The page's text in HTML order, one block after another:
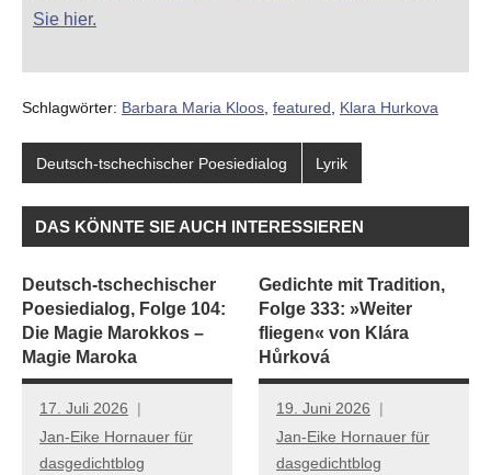
Sie hier.
Schlagwörter: Barbara Maria Kloos, featured, Klara Hurkova
Deutsch-tschechischer Poesiedialog Lyrik
DAS KÖNNTE SIE AUCH INTERESSIEREN
Deutsch-tschechischer
Poesiedialog, Folge 104:
Die Magie Marokkos –
Magie Maroka
17. Juli 2026
Jan-Eike Hornauer für
dasgedichtblog
Gedichte mit Tradition,
Folge 333: »Weiter
fliegen« von Klára
Hůrková
19. Juni 2026
Jan-Eike Hornauer für
dasgedichtblog